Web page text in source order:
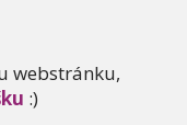
webstránku,
:)